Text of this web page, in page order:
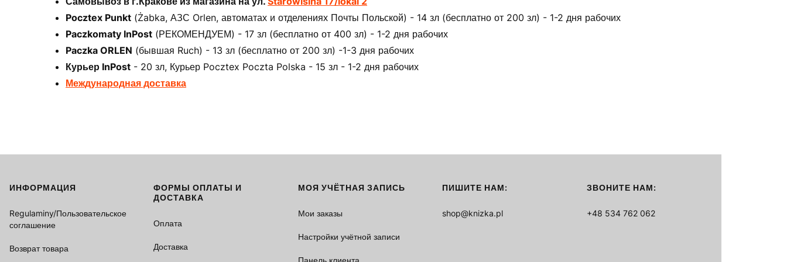
Pocztex Punkt (Żabka, АЗС Orlen, автоматах и отделениях Почты Польской) - 14 зл (бесплатно от 200 зл) - 1-2 дня рабочих
Paczkomaty InPost (РЕКОМЕНДУЕМ) - 17 зл (бесплатно от 400 зл) - 1-2 дня рабочих
Paczka ORLEN (бывшая Ruch) - 13 зл (бесплатно от 200 зл) -1-3 дня рабочих
Курьер InPost - 20 зл, Курьер Pocztex Poczta Polska - 15 зл - 1-2 дня рабочих
Международная доставка
Footer menu
ИНФОРМАЦИЯ
Regulaminy/Пользовательское
соглашение
Возврат товара
ФОРМЫ ОПЛАТЫ И
ДОСТАВКА
Оплата
Доставка
МОЯ УЧЁТНАЯ ЗАПИСЬ
Мои заказы
Настройки учётной записи
Панель клиента
ПИШИТЕ НАМ:
shop@knizka.pl
ЗВОНИТЕ НАМ:
+48 534 762 062